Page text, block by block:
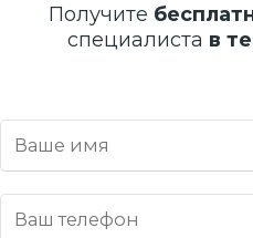
Получите
специалиста в